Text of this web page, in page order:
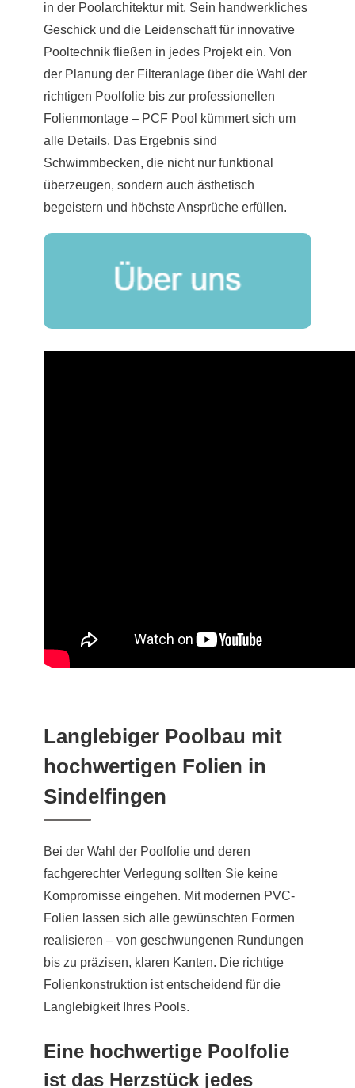
in der Poolarchitektur mit. Sein handwerkliches
Geschick und die Leidenschaft für innovative
Pooltechnik fließen in jedes Projekt ein. Von
der Planung der Filteranlage über die Wahl der
richtigen Poolfolie bis zur professionellen
Folienmontage – PCF Pool kümmert sich um
alle Details. Das Ergebnis sind
Schwimmbecken, die nicht nur funktional
überzeugen, sondern auch ästhetisch
begeistern und höchste Ansprüche erfüllen.
Langlebiger Poolbau mit
hochwertigen Folien in
Sindelfingen
Bei der Wahl der Poolfolie und deren
fachgerechter Verlegung sollten Sie keine
Kompromisse eingehen. Mit modernen PVC-
Folien lassen sich alle gewünschten Formen
realisieren – von geschwungenen Rundungen
bis zu präzisen, klaren Kanten. Die richtige
Folienkonstruktion ist entscheidend für die
Langlebigkeit Ihres Pools.
Eine hochwertige Poolfolie
ist das Herzstück jedes